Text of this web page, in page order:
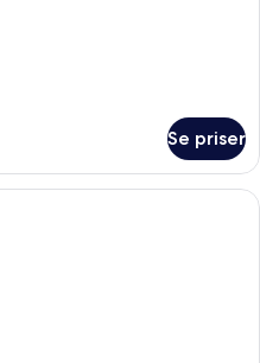
Se priser
Suite – junior, terrasse | Utsikt fra